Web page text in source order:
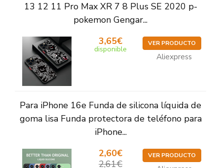
13 12 11 Pro Max XR 7 8 Plus SE 2020 p-
pokemon Gengar...
3,65€
disponible
VER PRODUCTO
Aliexpress
Para iPhone 16e Funda de silicona líquida de
goma lisa Funda protectora de teléfono para
iPhone...
2,60€
2,61€
VER PRODUCTO